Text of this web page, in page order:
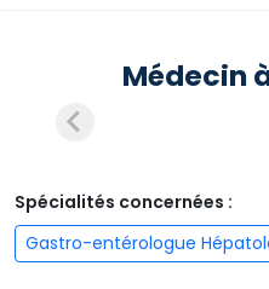
Médecin
Spécialités concernées :
Gastro-entérologue